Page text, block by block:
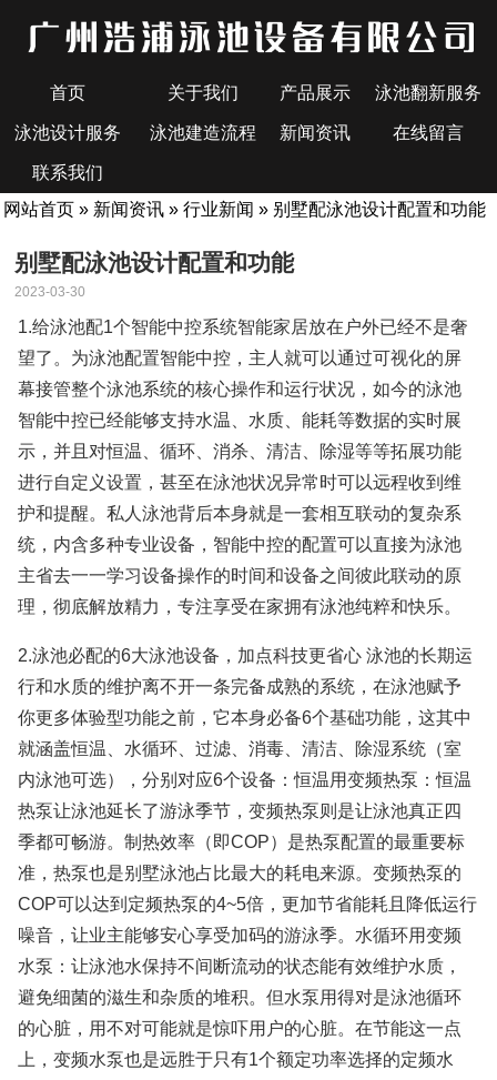
首页 关于我们 产品展示 泳池翻新服务
泳池设计服务 泳池建造流程 新闻资讯 在线留言
联系我们
网站首页 » 新闻资讯 » 行业新闻 » 别墅配泳池设计配置和功能
别墅配泳池设计配置和功能
2023-03-30
1.给泳池配1个智能中控系统智能家居放在户外已经不是奢
望了。为泳池配置智能中控，主人就可以通过可视化的屏
幕接管整个泳池系统的核心操作和运行状况，如今的泳池
智能中控已经能够支持水温、水质、能耗等数据的实时展
示，并且对恒温、循环、消杀、清洁、除湿等等拓展功能
进行自定义设置，甚至在泳池状况异常时可以远程收到维
护和提醒。私人泳池背后本身就是一套相互联动的复杂系
统，内含多种专业设备，智能中控的配置可以直接为泳池
主省去一一学习设备操作的时间和设备之间彼此联动的原
理，彻底解放精力，专注享受在家拥有泳池纯粹和快乐。
2.泳池必配的6大泳池设备，加点科技更省心 泳池的长期运
行和水质的维护离不开一条完备成熟的系统，在泳池赋予
你更多体验型功能之前，它本身必备6个基础功能，这其中
就涵盖恒温、水循环、过滤、消毒、清洁、除湿系统（室
内泳池可选），分别对应6个设备：恒温用变频热泵：恒温
热泵让泳池延长了游泳季节，变频热泵则是让泳池真正四
季都可畅游。制热效率（即COP）是热泵配置的最重要标
准，热泵也是别墅泳池占比最大的耗电来源。变频热泵的
COP可以达到定频热泵的4~5倍，更加节省能耗且降低运行
噪音，让业主能够安心享受加码的游泳季。水循环用变频
水泵：让泳池水保持不间断流动的状态能有效维护水质，
避免细菌的滋生和杂质的堆积。但水泵用得对是泳池循环
的心脏，用不对可能就是惊吓用户的心脏。在节能这一点
上，变频水泵也是远胜于只有1个额定功率选择的定频水